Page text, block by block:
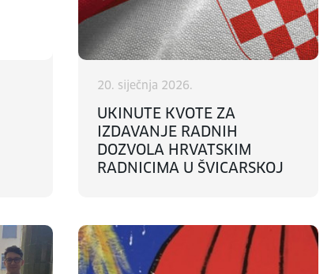
20. siječnja 2026.
UKINUTE KVOTE ZA
IZDAVANJE RADNIH
DOZVOLA HRVATSKIM
RADNICIMA U ŠVICARSKOJ